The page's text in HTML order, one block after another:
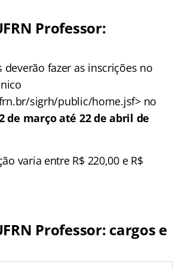
Professor:
deverão fazer as inscrições no
sigrh/public/home.jsf> no
de março até 22 de abril de
varia entre R$ 220,00 e R$
Professor: cargos e